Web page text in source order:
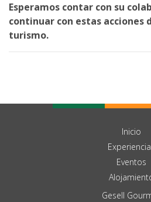
Esperamos contar con su
continuar con estas acciones
turismo.
Inicio
Eventos
Gesell